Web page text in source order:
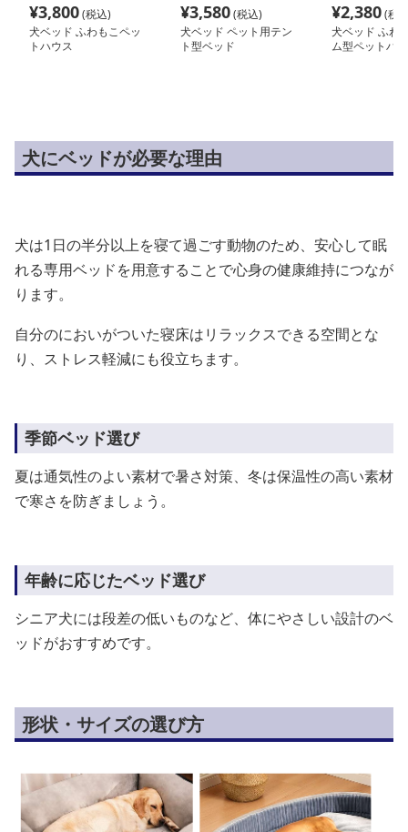
¥3,800(税込)
犬ベッド ふわもこペッ
トハウス
¥3,580(税込)
犬ベッド ペット用テン
ト型ベッド
¥2,380(税
犬ベッド ふわ
ム型ペットハ
犬にベッドが必要な理由
犬は1日の半分以上を寝て過ごす動物のため、安心して眠
れる専用ベッドを用意することで心身の健康維持につなが
ります。
自分のにおいがついた寝床はリラックスできる空間とな
り、ストレス軽減にも役立ちます。
季節ベッド選び
夏は通気性のよい素材で暑さ対策、冬は保温性の高い素材
で寒さを防ぎましょう。
年齢に応じたベッド選び
シニア犬には段差の低いものなど、体にやさしい設計のベ
ッドがおすすめです。
形状・サイズの選び方